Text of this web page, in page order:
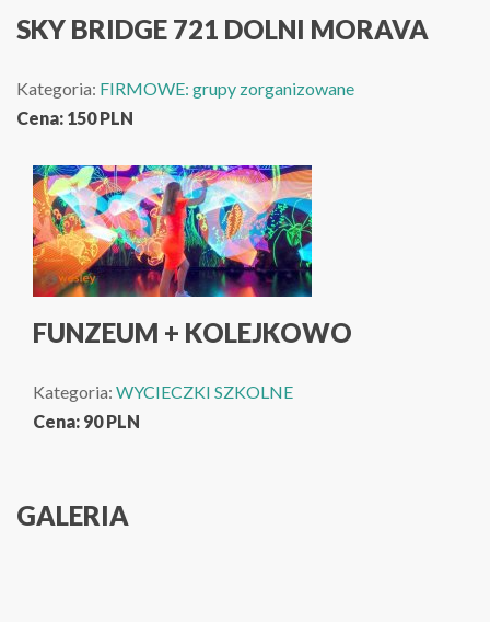
SKY BRIDGE 721 DOLNI MORAVA
Kategoria: FIRMOWE: grupy zorganizowane
Cena: 150 PLN
FUNZEUM + KOLEJKOWO
Kategoria: WYCIECZKI SZKOLNE
Cena: 90 PLN
GALERIA